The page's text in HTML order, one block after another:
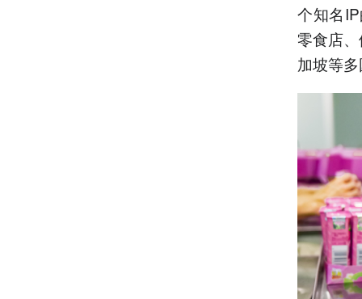
个知名
零食店
加坡等